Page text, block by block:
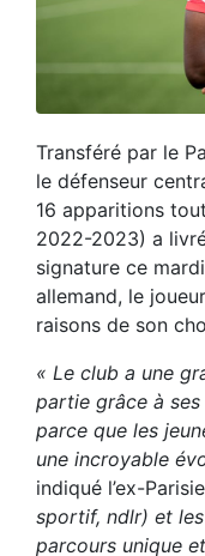
Transféré par le
le défenseur
16 apparitions
2022-2023) a
signature ce
allemand, le
raisons de son
« Le club a une
partie grâce à
parce que les
une incroyable
indiqué l’ex-
sportif, ndlr) et
parcours unique